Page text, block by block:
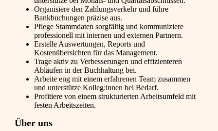
Organisiere den Zahlungsverkehr und führe
Bankbuchungen präzise aus.
Pflege Stammdaten sorgfältig und kommuniziere
professionell mit internen und externen Partnern.
Erstelle Auswertungen, Reports und
Kostenübersichten für das Management.
Trage aktiv zu Verbesserungen und effizienteren
Abläufen in der Buchhaltung bei.
Arbeite eng mit einem erfahrenen Team zusammen
und unterstütze Kolleg:innen bei Bedarf.
Profitiere von einem strukturierten Arbeitsumfeld mit
festen Arbeitszeiten.
Über uns